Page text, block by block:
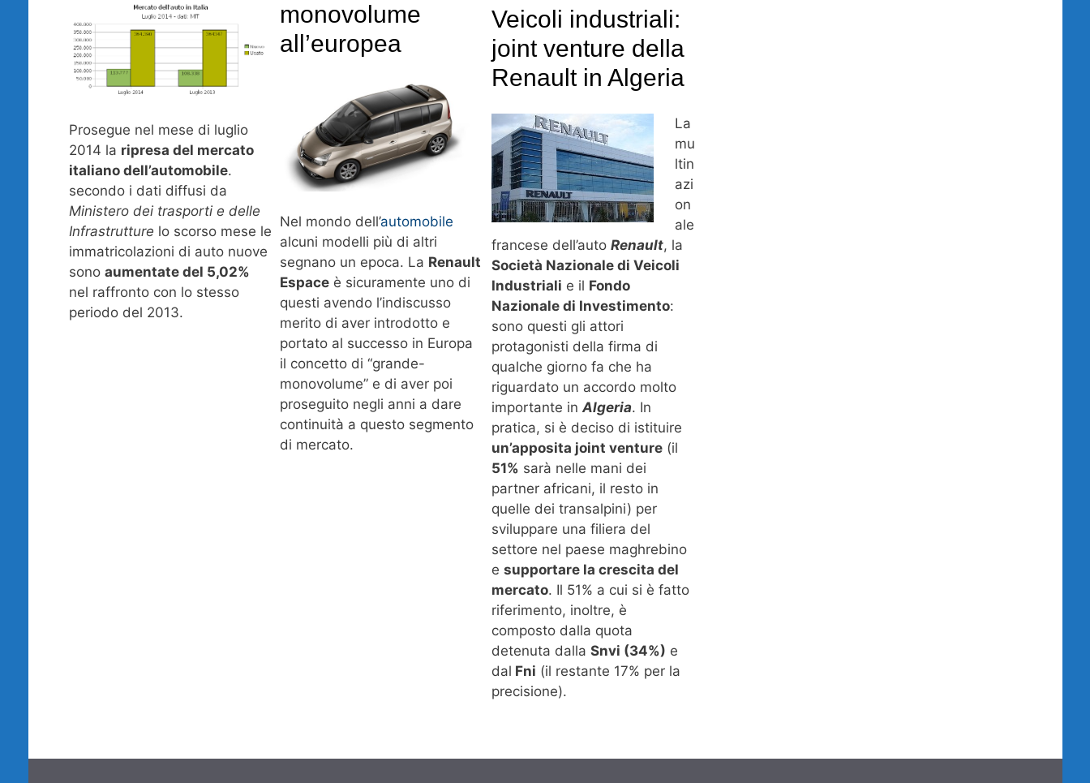
Prosegue nel mese di luglio
2014 la ripresa del mercato
italiano dell’automobile.
secondo i dati diffusi da
Ministero dei trasporti e delle
Infrastrutture lo scorso mese le
immatricolazioni di auto nuove
sono aumentate del 5,02%
nel raffronto con lo stesso
periodo del 2013.
monovolume
all’europea
Nel mondo dell’automobile
alcuni modelli più di altri
segnano un epoca. La Renault
Espace è sicuramente uno di
questi avendo l’indiscusso
merito di aver introdotto e
portato al successo in Europa
il concetto di “grande-
monovolume” e di aver poi
proseguito negli anni a dare
continuità a questo segmento
di mercato.
Veicoli industriali:
joint venture della
Renault in Algeria
La
mu
ltin
azi
on
ale
francese dell’autoRenault, la
Società Nazionale di Veicoli
Industriali e il Fondo
Nazionale di Investimento:
sono questi gli attori
protagonisti della firma di
qualche giorno fa che ha
riguardato un accordo molto
importante inAlgeria. In
pratica, si è deciso di istituire
un’apposita joint venture (il
51% sarà nelle mani dei
partner africani, il resto in
quelle dei transalpini) per
sviluppare una filiera del
settore nel paese maghrebino
esupportare la crescita del
mercato. Il 51% a cui si è fatto
riferimento, inoltre, è
composto dalla quota
detenuta dallaSnvi (34%) e
dal Fni (il restante 17% per la
precisione).